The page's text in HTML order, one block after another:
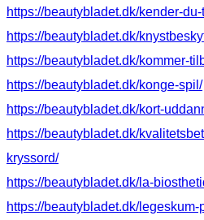
https://beautybladet.dk/kender-
https://beautybladet.dk/
https://beautybladet.dk/kommer-
https://beautybladet.dk/konge-spil/
https://beautybladet.dk/kort-
https://beautybladet.dk/
kryssord/
https://beautybladet.dk/la-
https://beautybladet.dk/legeskum-